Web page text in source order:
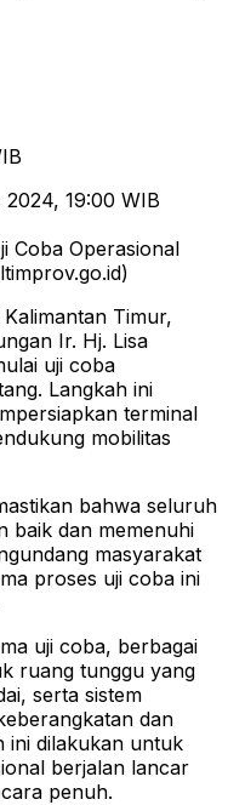
2024, 19:00 WIB
Coba Operasional
Timur,
Ir. Hj. Lisa
uji coba
Langkah ini
terminal
mobilitas
bahwa seluruh
baik dan memenuhi
masyarakat
proses uji coba ini
uji coba, berbagai
ruang tunggu yang
serta sistem
dan
ini dilakukan untuk
berjalan lancar
penuh.